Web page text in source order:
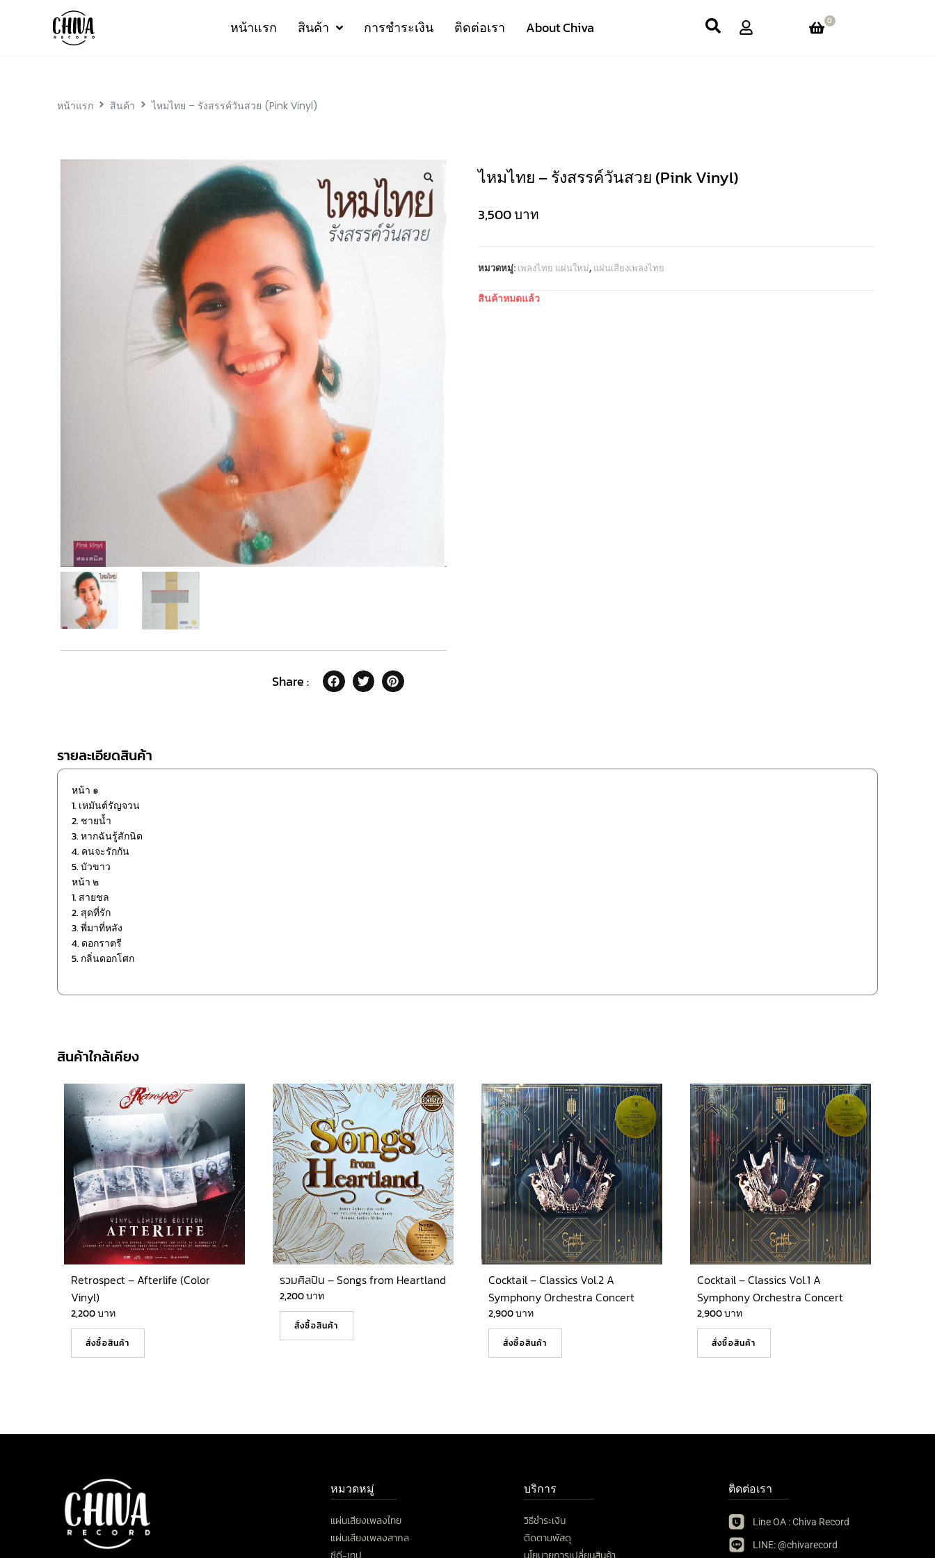
หน้าแรก สินค้า การชำระเงิน ติดต่อเรา About Chiva 0
หน้าแรก สินค้า ไหมไทย – รังสรรค์วันสวย (Pink Vinyl)
Share :
ไหมไทย – รังสรรค์วันสวย (Pink Vinyl)
3,500บาท
หมวดหมู่: เพลงไทย แผ่นใหม่, แผ่นเสียงเพลงไทย
สินค้าหมดแล้ว
รายละเอียดสินค้า
หน้า ๑
1. เหมันต์รัญจวน
2. ชายน้ำ
3. หากฉันรู้สักนิด
4. คนจะรักกัน
5. บัวขาว
หน้า ๒
1. สายชล
2. สุดที่รัก
3. พี่มาที่หลัง
4. ดอกราตรี
5. กลิ่นดอกโศก
สินค้าใกล้เคียง
Retrospect – Afterlife (Color
Vinyl)
2,200บาท
สั่งซื้อสินค้า
รวมศิลปิน – Songs from Heartland
2,200บาท
สั่งซื้อสินค้า
Cocktail – Classics Vol.2 A
Symphony Orchestra Concert
2,900บาท
สั่งซื้อสินค้า
Cocktail – Classics Vol.1 A
Symphony Orchestra Concert
2,900บาท
สั่งซื้อสินค้า
หมวดหมู่
แผ่นเสียงเพลงไทย
แผ่นเสียงเพลงสากล
บริการ
วิธีชำระเงิน
ติดตามพัสดุ
ติดต่อเรา
Line OA : Chiva Record
LINE: @chivarecord